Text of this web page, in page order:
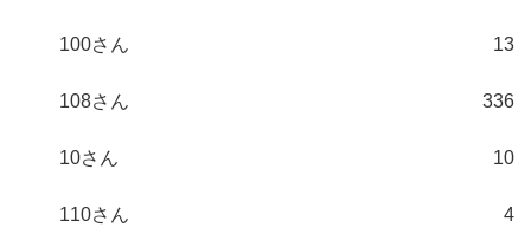
100さん 13
108さん 336
10さん 10
110さん 4